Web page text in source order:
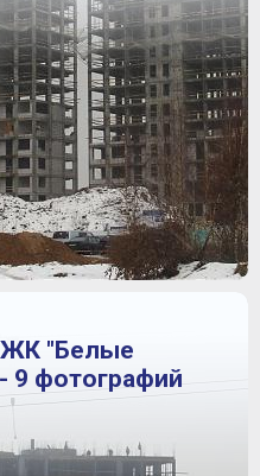
ЖК "Белые
9 фотографий